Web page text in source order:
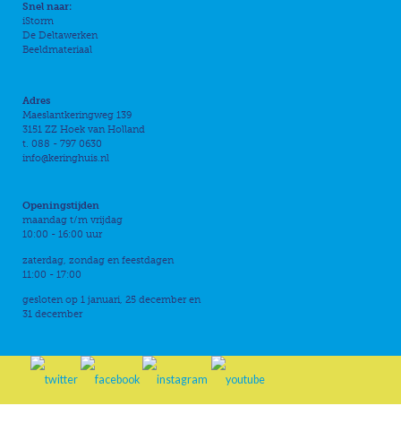
Snel naar:
iStorm
De Deltawerken
Beeldmateriaal
Adres
Maeslantkeringweg 139
3151 ZZ Hoek van Holland
t. 088 - 797 0630
info@keringhuis.nl
Openingstijden
maandag t/m vrijdag
10:00 - 16:00 uur
zaterdag, zondag en feestdagen
11:00 - 17:00
gesloten op 1 januari, 25 december en
31 december